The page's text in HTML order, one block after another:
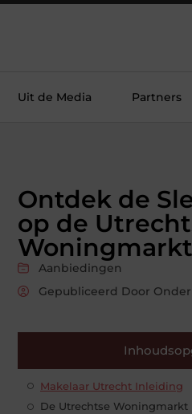
Uit de Media Partners
Ontdek de
op de
Woningmarkt
Aanbiedingen
Gepubliceerd Door
Makelaar Utrecht Inleiding
De Utrechtse Woningmarkt